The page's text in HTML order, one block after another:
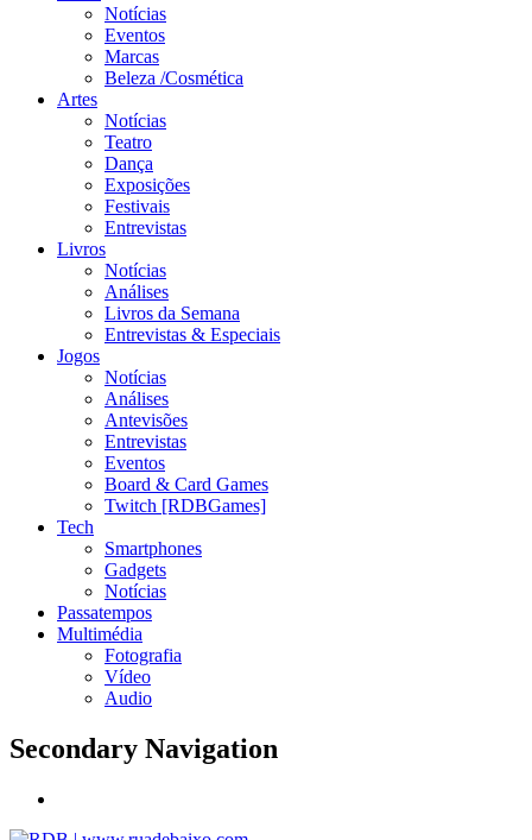
Notícias
Eventos
Marcas
Beleza /Cosmética
Artes
Notícias
Teatro
Dança
Exposições
Festivais
Entrevistas
Livros
Notícias
Análises
Livros da Semana
Entrevistas & Especiais
Jogos
Notícias
Análises
Antevisões
Entrevistas
Eventos
Board & Card Games
Twitch [RDBGames]
Tech
Smartphones
Gadgets
Notícias
Passatempos
Multimédia
Fotografia
Vídeo
Audio
Secondary Navigation